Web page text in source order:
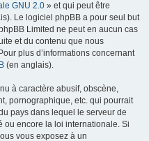
GNU 2.0 » et qui peut être
Le logiciel phpBB a pour seul but
Limited ne peut en aucun cas
et du contenu que nous
plus d’informations concernant
(en anglais).
à caractère abusif, obscène,
pornographique, etc. qui pourrait
pays dans lequel le serveur de
ou encore la loi internationale. Si
vous exposez à un